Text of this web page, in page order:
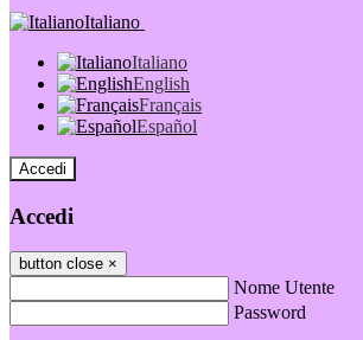
Italiano
Italiano
English
Français
Español
Accedi
Accedi
button close ×
Nome Utente
Password